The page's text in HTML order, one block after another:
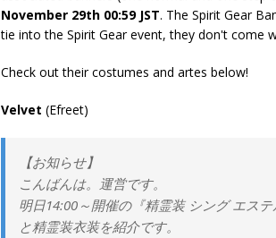
November 29th 00:59 JST. The Spirit Gear
tie into the Spirit Gear event, they don't come
Check out their costumes and artes below!
Velvet (Efreet)
【お知らせ】
こんばんは。運営です。
明日14:00～開催の『精霊装 シング エス
と精霊装衣装を紹介です。